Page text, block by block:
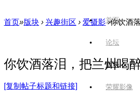
首页
论坛
版块
荣耀影像
首页»版块 › 兴趣街区 › 爱摄影 ›你饮酒
你饮酒落泪，把兰州喝
[复制帖子标题和链接]